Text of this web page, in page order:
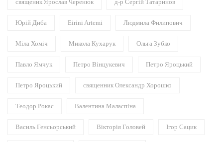
священик Ярослав Черенюк д-р Сергій Татаринов
Юрій Диба Eirini Artemi Людмила Филипович
Міла Хоміч Микола Кухарук Ольга Зубко
Павло Ямчук Петро Вінцукевич Петро Яроцький
Петро Яроцький священник Олександр Хорошко
Теодор Рокас Валентина Маласпіна
Василь Генсьорський Вікторія Головей Ігор Сацик